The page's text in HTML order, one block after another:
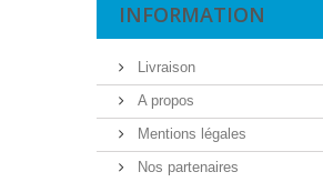
INFORMATION
Livraison
A propos
Mentions légales
Nos partenaires